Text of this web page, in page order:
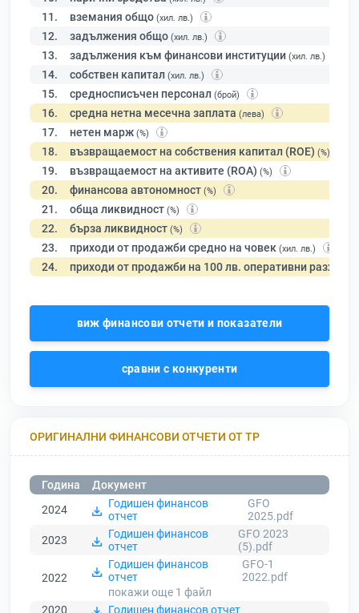
11. вземания общо (хил. лв.)
12. задължения общо (хил. лв.)
13. задължения към финансови институции (хил. лв.)
14. собствен капитал (хил. лв.)
15. средносписъчен персонал (брой)
16. средна нетна месечна заплата (лева)
17. нетен марж (%)
18. възвращаемост на собствения капитал (ROE) (%)
19. възвращаемост на активите (ROA) (%)
20. финансова автономност (%)
21. обща ликвидност (%)
22. бърза ликвидност (%)
23. приходи от продажби средно на човек (хил. лв.)
24. приходи от продажби на 100 лв. оперативни разходи
виж финансови отчети и показатели
сравни с конкуренти
ОРИГИНАЛНИ ФИНАНСОВИ ОТЧЕТИ ОТ ТР
Година
Документ
2024
Годишен финансов
отчет
GFO
2025.pdf
2023
Годишен финансов
отчет
GFO 2023
(5).pdf
2022
Годишен финансов
отчет
GFO-1
2022.pdf
покажи още 1 файл
2020
Годишен финансов отчет